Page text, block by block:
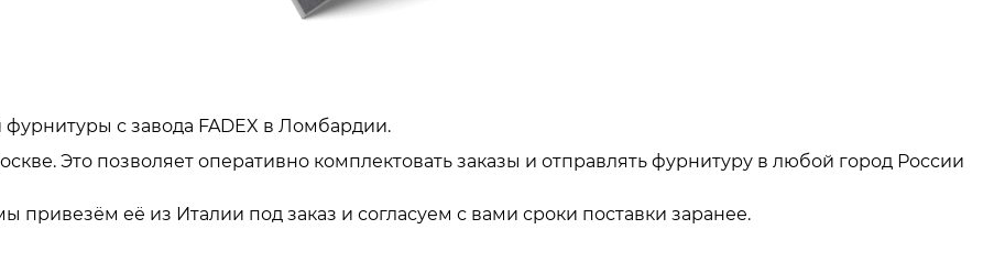
с завода FADEX в Ломбардии.
Это позволяет оперативно комплектовать заказы и отправлять фурнитуру в любой город России
её из Италии под заказ и согласуем с вами сроки поставки заранее.